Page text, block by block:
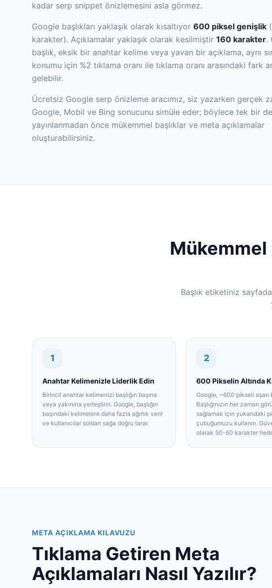
kadar serp snippet önizlemesini asla görmez.
Google başlıkları yaklaşık olarak kısaltıyor 600 piksel genişlik
karakter). Açıklamalar yaklaşık olarak kesilmiştir 160 karakter.
başlık, eksik bir anahtar kelime veya yavan bir açıklama, aynı
konumu için %2 tıklama oranı ile tıklama oranı arasındaki fark
gelebilir.
Ücretsiz Google serp önizleme aracımız, siz yazarken gerçek
Google, Mobil ve Bing sonucunu simüle eder; böylece tek bir
yayınlanmadan önce mükemmel başlıklar ve meta açıklamalar
oluşturabilirsiniz.
Mükemmel
Başlık etiketiniz
1
Anahtar Kelimenizle Liderlik Edin
Birincil anahtar kelimenizi başlığın başına
veya yakınına yerleştirin. Google, başlığın
başındaki kelimelere daha fazla ağırlık verir
ve kullanıcılar soldan sağa doğru tarar.
2
600 Pikselin Altında
Google, ~600 pikseli aşan
Başlığınızın her zaman
sağlamak için yukarıdaki
çubuğumuzu kullanın.
olarak 50-60 karakter
META AÇIKLAMA KILAVUZU
Tıklama Getiren Meta
Açıklamaları Nasıl Yazılır?